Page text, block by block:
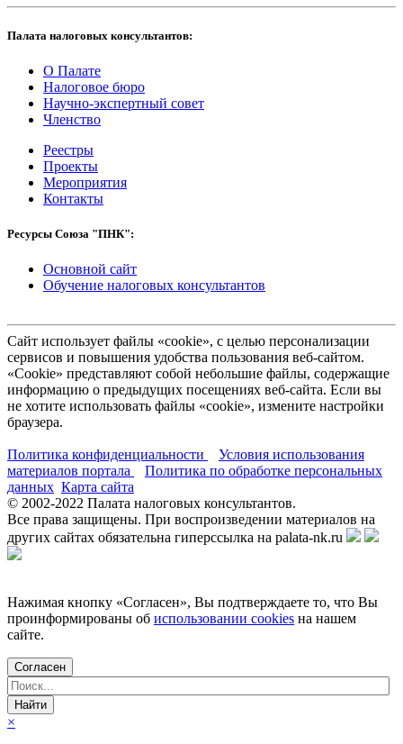
Палата налоговых консультантов:
О Палате
Налоговое бюро
Научно-экспертный совет
Членство
Реестры
Проекты
Мероприятия
Контакты
Ресурсы Союза "ПНК":
Основной сайт
Обучение налоговых консультантов
Сайт использует файлы «cookie», с целью персонализации
сервисов и повышения удобства пользования веб-сайтом.
«Cookie» представляют собой небольшие файлы, содержащие
информацию о предыдущих посещениях веб-сайта. Если вы
не хотите использовать файлы «cookie», измените настройки
браузера.
Политика конфиденциальности
Условия использования
материалов портала
Политика по обработке персональных
данных Карта сайта
© 2002-2022 Палата налоговых консультантов.
Все права защищены. При воспроизведении материалов на
других сайтах обязательна гиперссылка на palata-nk.ru
Нажимая кнопку «Согласен», Вы подтверждаете то, что Вы
проинформированы об использовании cookies на нашем
сайте.
Согласен
×